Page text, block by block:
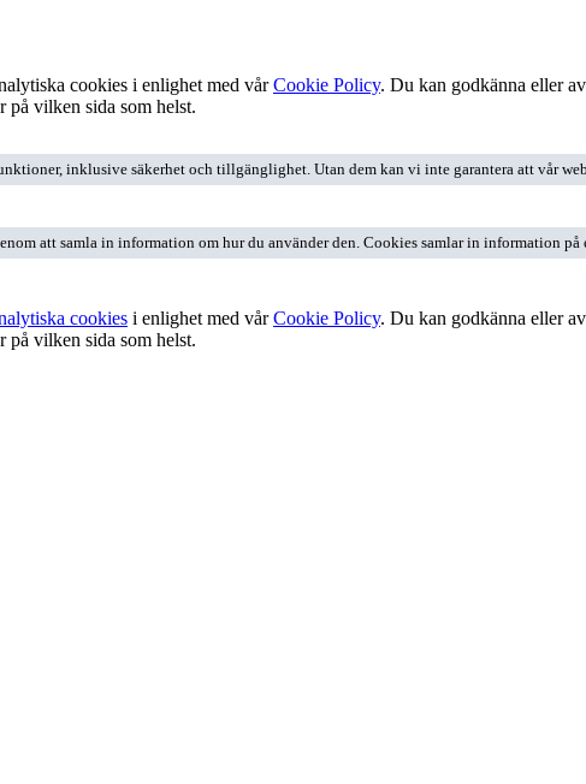
cookies i enlighet med vårCookie Policy. Du kan godkänna eller
vilken sida som helst.
inklusive säkerhet och tillgänglighet. Utan dem kan vi inte garantera att vår
att samla in information om hur du använder den. Cookies samlar in information
cookies i enlighet med vårCookie Policy. Du kan godkänna eller
vilken sida som helst.